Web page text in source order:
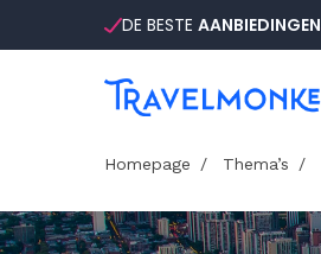
DE BESTE AANBIEDINGEN
Homepage Thema’s